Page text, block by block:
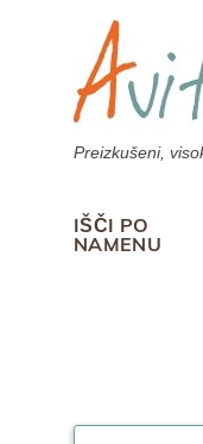
Preizkušeni,
IŠČI PO
NAMENU